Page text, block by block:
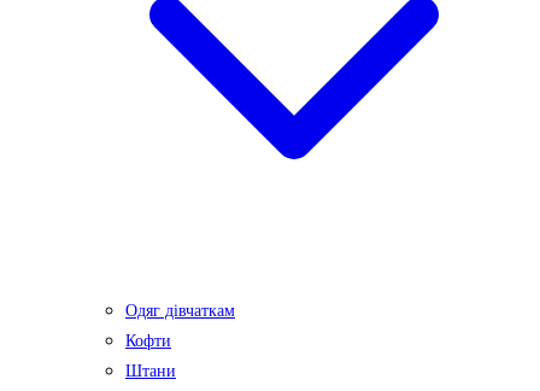
Одяг дівчаткам
Кофти
Штани